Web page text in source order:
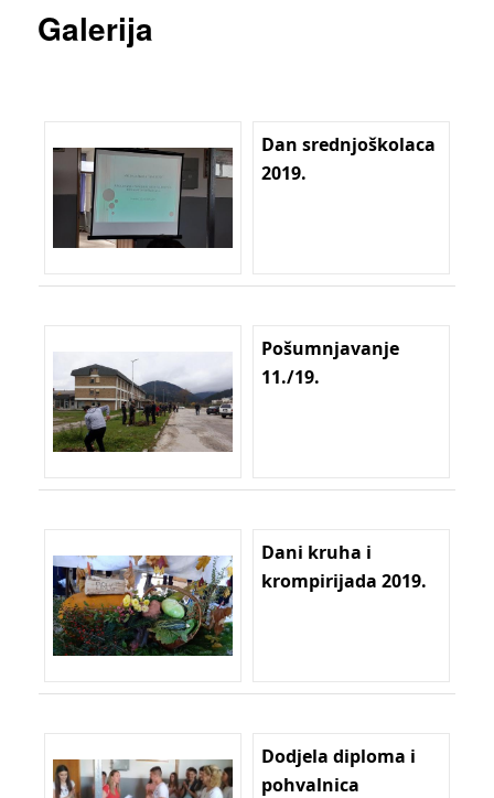
Galerija
Dan srednjoškolaca
2019.
Pošumnjavanje
11./19.
Dani kruha i
krompirijada 2019.
Dodjela diploma i
pohvalnica